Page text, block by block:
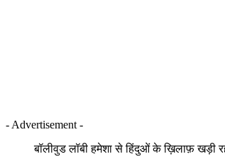
- Advertisement -
बॉलीवुड लॉबी हमेशा से हिंदुओं के ख़िलाफ़ खड़ी